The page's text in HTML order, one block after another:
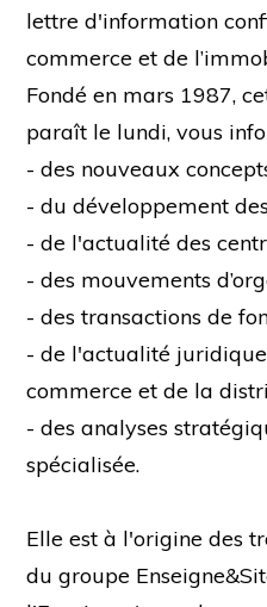
lettre d'information
commerce et de
Fondé en mars 1987,
paraît le lundi, vous
- des nouveaux
- du développement
- de l'actualité des
- des mouvements
- des transactions de
- de l'actualité
commerce et de la
- des analyses
spécialisée.
Elle est à l'origine des
du groupe